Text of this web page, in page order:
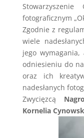
Stowarzyszenie
fotograficznym
Zgodnie z
wiele
jego
odniesieniu do
oraz ich
nadesłanych
Zwycięzcą
Kornelia